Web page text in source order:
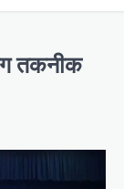
तकनीक